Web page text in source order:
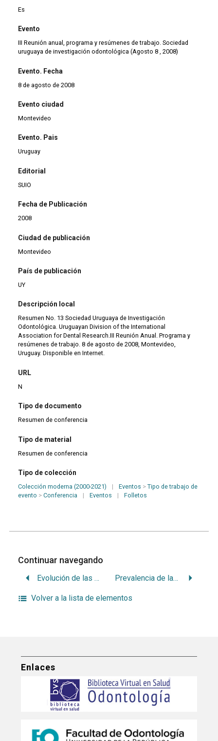
Es
Evento
III Reunión anual, programa y resúmenes de trabajo. Sociedad
uruguaya de investigación odontológica (Agosto 8 , 2008)
Evento. Fecha
8 de agosto de 2008
Evento ciudad
Montevideo
Evento. Pais
Uruguay
Editorial
SUIO
Fecha de Publicación
2008
Ciudad de publicación
Montevideo
País de publicación
UY
Descripción local
Resumen No. 13 Sociedad Uruguaya de Investigación
Odontológica. Uruguayan Division of the International
Association for Dental Research.III Reunión Anual. Programa y
resúmenes de trabajo. 8 de agosto de 2008, Montevideo,
Uruguay. Disponible en Internet.
URL
N
Tipo de documento
Resumen de conferencia
Tipo de material
Resumen de conferencia
Tipo de colección
Colección moderna (2000-2021) | Eventos >Tipo de trabajo de
evento >Conferencia | Eventos | Folletos
Continuar navegando
Evolución de las publicaciones científicas en odontología- uruguay: 1910- 2007. Prevalencia de las patologías bucales en niños y adolescentes en el servicio de anatomía patológica de la Facultad de odontología de la Udelar
Volver a la lista de elementos
Enlaces